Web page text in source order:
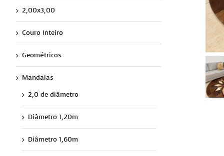
2,00x3,00
Couro Inteiro
Geométricos
Mandalas
2,0 de diâmetro
Diâmetro 1,20m
Diâmetro 1,60m